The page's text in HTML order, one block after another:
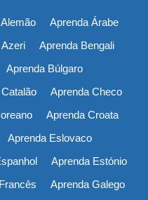
Aprenda Árabe
Aprenda Bengali
Aprenda Búlgaro
Aprenda Checo
Aprenda Croata
Aprenda Eslovaco
Aprenda Estónio
Aprenda Galego